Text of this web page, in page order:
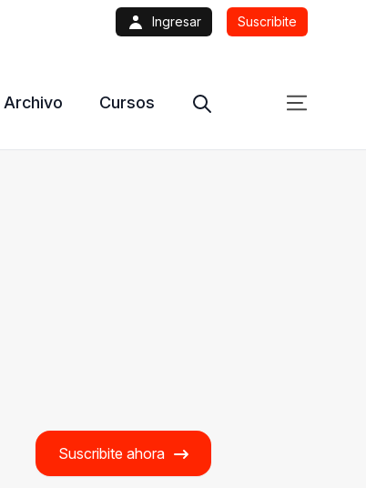
Ingresar Suscribite
Archivo Cursos
Suscribite ahora